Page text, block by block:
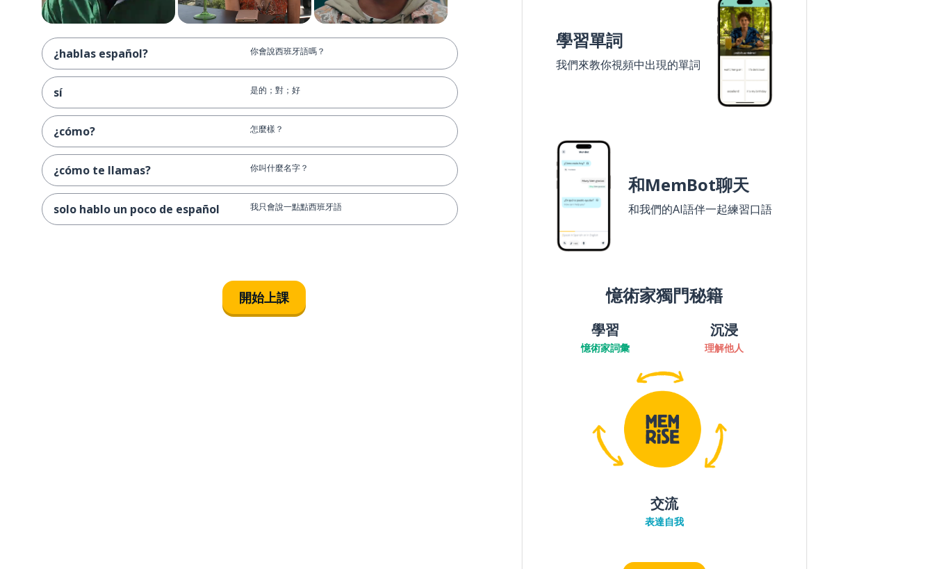
¿hablas español? 你會說西班牙語嗎？
sí 是的；對；好
¿cómo? 怎麼樣？
¿cómo te llamas? 你叫什麼名字？
solo hablo un poco de español 我只會說一點點西班牙語
開始上課
學習單詞
我們來教你視頻中出現的單詞
和MemBot聊天
和我們的AI語伴一起練習口語
憶術家獨門秘籍
學習
憶術家詞彙
沉浸
理解他人
交流
表達自我